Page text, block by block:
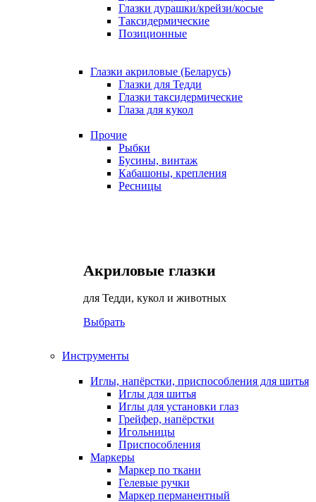
Глазки дурашки/крейзи/косые
Таксидермические
Позиционные
Глазки акриловые (Беларусь)
Глазки для Тедди
Глазки таксидермические
Глаза для кукол
Прочие
Рыбки
Бусины, винтаж
Кабашоны, крепления
Ресницы
Акриловые глазки
для Тедди, кукол и животных
Выбрать
Инструменты
Иглы, напёрстки, приспособления для шитья
Иглы для шитья
Иглы для установки глаз
Грейфер, напёрстки
Игольницы
Приспособления
Маркеры
Маркер по ткани
Гелевые ручки
Маркер перманентный